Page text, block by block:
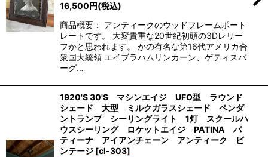
16,500円(税込)
商品概要： アンティークのウッドフレームポート
レートです。 大変貴重な20世紀初頭の3Dレリー
フかと思われます。 かの有名な第16代アメリカ合
衆国大統領 エイブラハムリンカーン、ゲティスバ
ーグ…
1920'S 30'S マシンエイジ UFO型 ラウンド
シェード 大型 ミルクガラスシェード ペンダ
ントランプ シーリングライト 1灯 スクールハ
ウスシーリング ロケットエイジ PATINA パ
ティーナ アイアンチェーン アンティーク ビ
ンテージ [cl-303]